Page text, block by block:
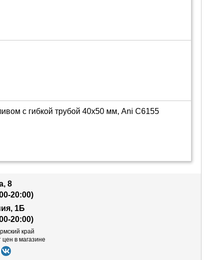
с гибкой трубой 40х50 мм, Ani C6155
8
20:00)
1Б
20:00)
край
цен в магазине